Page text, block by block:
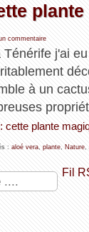
commentaire
j'ai
à un
cette plante
: aloé vera, plante, Nature,
Fil